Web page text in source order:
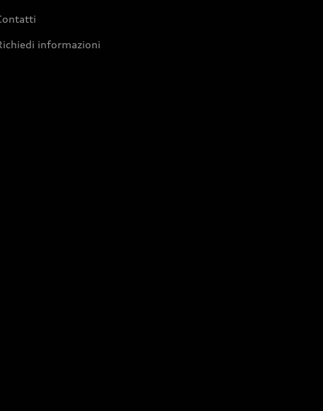
informazioni